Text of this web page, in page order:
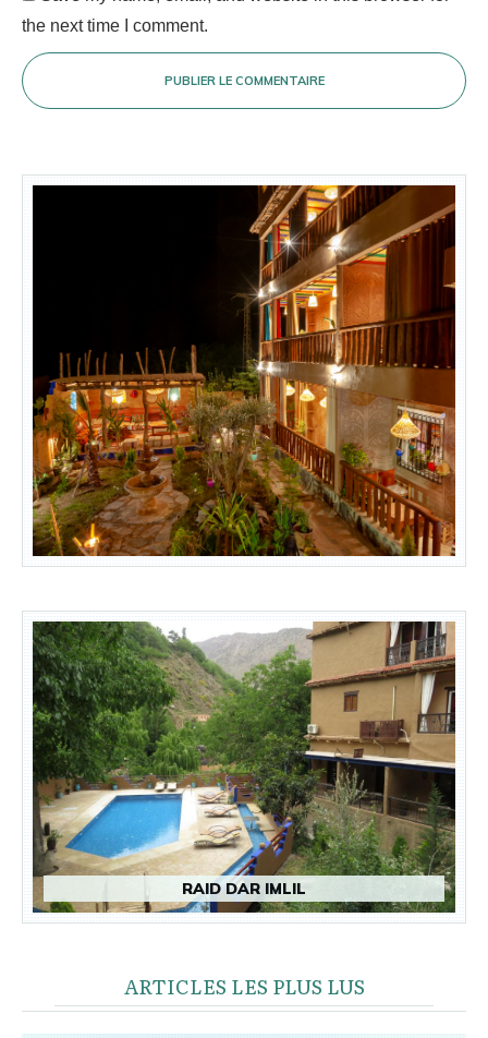
the next time I comment.
PUBLIER LE COMMENTAIRE
RAID DAR IMLIL
ARTICLES LES PLUS LUS